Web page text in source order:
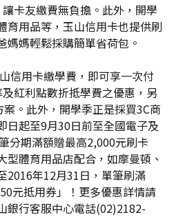
卡友繳費無負擔。此外，開學
育用品等，玉山信用卡也提供刷
媽輕鬆採購簡單省荷包。
信用卡繳學費，即可享一次付
紅利點數折抵學費之優惠，另
。此外，開學季正是採買3C商
日起至9月30日前至全國電子及
分期滿額贈最高2,000元刷卡
體育用品店配合，如摩曼頓、
2016年12月31日，單筆刷滿
元抵用券」！更多優惠詳情請
銀行客服中心電話(02)2182-